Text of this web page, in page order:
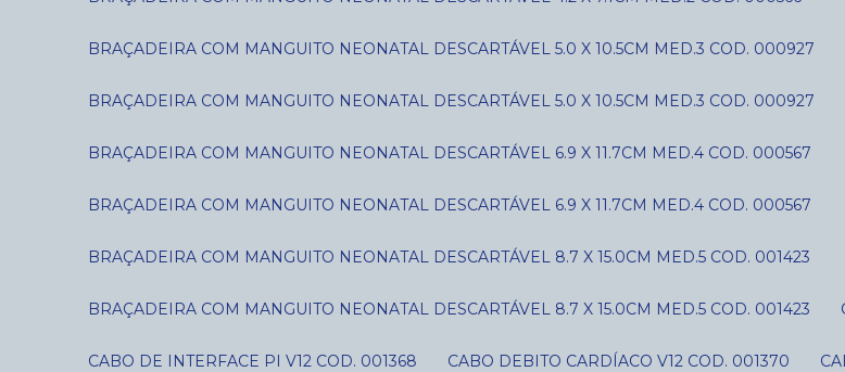
BRAÇADEIRA COM MANGUITO NEONATAL DESCARTÁVEL 5.0 X 10.5CM MED.3 COD. 000927
BRAÇADEIRA COM MANGUITO NEONATAL DESCARTÁVEL 5.0 X 10.5CM MED.3 COD. 000927
BRAÇADEIRA COM MANGUITO NEONATAL DESCARTÁVEL 6.9 X 11.7CM MED.4 COD. 000567
BRAÇADEIRA COM MANGUITO NEONATAL DESCARTÁVEL 6.9 X 11.7CM MED.4 COD. 000567
BRAÇADEIRA COM MANGUITO NEONATAL DESCARTÁVEL 8.7 X 15.0CM MED.5 COD. 001423
BRAÇADEIRA COM MANGUITO NEONATAL DESCARTÁVEL 8.7 X 15.0CM MED.5 COD. 001423
CABO DE INTERFACE PI V12 COD. 001368 CABO DEBITO CARDÍACO V12 COD. 001370